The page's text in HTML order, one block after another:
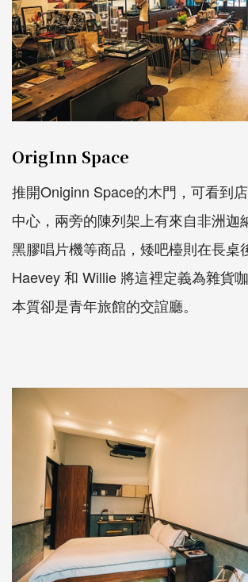
OrigInn Space
推開Oniginn Space的木門，可看到
中心，兩旁的陳列架上有來自非洲迦
黑膠唱片機等商品，矮吧檯則在長桌
Haevey 和 Willie 將這裡定義為雜貨
本質卻是青年旅館的交誼廳。